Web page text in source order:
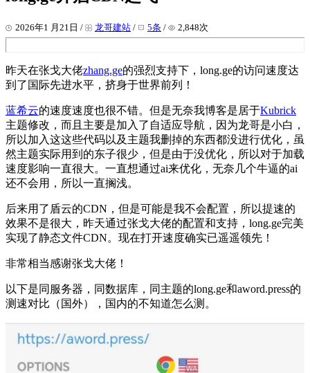
2026年1 月21日 / 龙哥建站 / 5条 / 2,848次
昨天在张戈大佬zhang.ge的强烈支持下，long.ge的访问速度达
到了国际先进水平，挤身于世界前列！
蓝希云的速度速度也很不错。但是无奈我博客是居于Kubrick
主题修改，而且主要是加入了自适应导航，因为龙哥是小白，
所以加入这这些代码以及主题我删掉的东西都没进行优化，虽
然主题实际用到的东子很少，但是由于没优化，所以对于加载
速度影响一直很大。一直想通过ai来优化，无奈几个牛逼的ai
还不会用，所以一直搁浅。
后来用了盾云的CDN，但是可能是我不会配置，所以提速的
效果不是很大，昨天通过张戈大佬的配置和支持，long.ge完美
实现了静态文件CDN。现在打开速度确实已遥遥领先！
非常相当感谢张戈大佬！
以下是同服务器，同数据库，同主题的long.ge和aword.press的
测速对比（国外），国内的不知道怎么测。